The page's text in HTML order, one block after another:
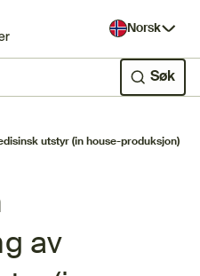
Norsk
Søk
utstyr (in house-produksjon)
av